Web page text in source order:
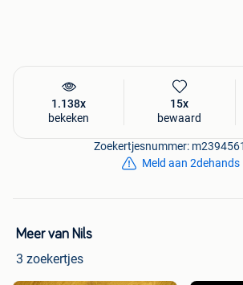
1.138x
bekeken
15x
bewaard
Zoekertjesnummer:
Meld aan 2dehands
Meer van Nils
3 zoekertjes